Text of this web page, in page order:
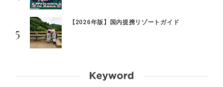
【2026年版】国内提携リゾートガイド